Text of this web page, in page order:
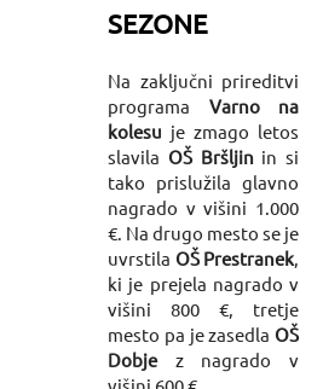
SEZONE
Na zaključni prireditvi
programa Varno na
kolesu je zmago letos
slavila OŠ Bršljinin si
tako prislužila glavno
nagrado v višini 1.000
€. Na drugo mesto se je
uvrstila OŠ Prestranek,
ki je prejela nagrado v
višini 800 €, tretje
mesto pa je zasedla OŠ
Dobjez nagrado v